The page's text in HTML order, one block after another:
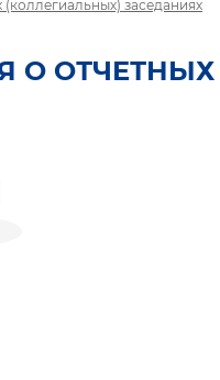
заседаниях
О